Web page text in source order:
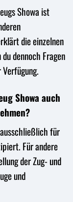
Showa ist
die einzelnen
dennoch Fragen
Showa auch
für
Für andere
der Zug- und
und